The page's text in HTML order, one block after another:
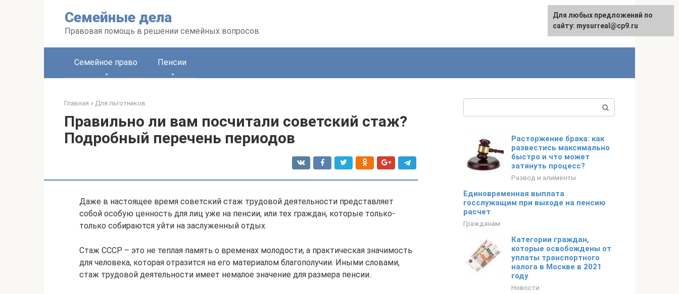
Семейные дела
Правовая помощь в решении семейных вопросов
Семейное право Пенсии
Главная » Для льготников
Правильно ли вам посчитали советский стаж?
Подробный перечень периодов
Даже в настоящее время советский стаж трудовой деятельности представляет
собой особую ценность для лиц уже на пенсии, или тех граждан, которые только-
только собираются уйти на заслуженный отдых.
Стаж СССР – это не теплая память о временах молодости, а практическая значимость
для человека, которая отразится на его материалом благополучии. Иными словами,
стаж трудовой деятельности имеет немалое значение для размера пенсии.
Расторжение брака: как
развестись максимально
быстро и что может
затянуть процесс?
Развод и алименты
Единовременная выплата
госслужащим при выходе на пенсию
расчет
Гражданам
Категории граждан,
которые освобождены от
уплаты транспортного
налога в Москве в 2021
году
Новости
Для любых предложений по
сайту: mysurreal@cp9.ru